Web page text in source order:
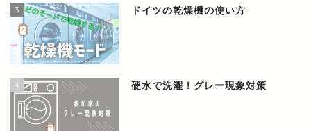
3 ドイツの乾燥機の使い方
4 硬水で洗濯！グレー現象対策